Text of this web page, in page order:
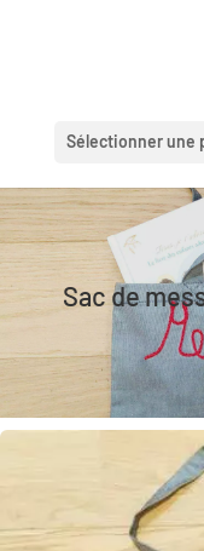
Sélectionner une
Sac de